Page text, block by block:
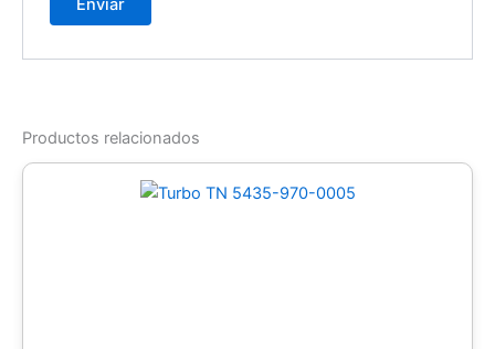
Productos relacionados